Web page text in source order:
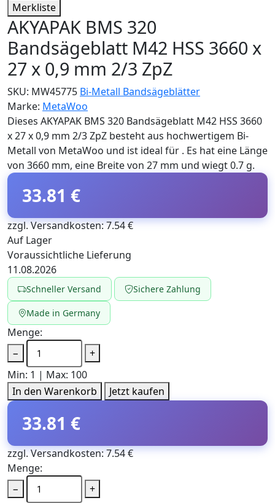
Merkliste
AKYAPAK BMS 320
Bandsägeblatt M42 HSS 3660 x
27 x 0,9 mm 2/3 ZpZ
SKU: MW45775 Bi-Metall Bandsägeblätter
Marke: MetaWoo
Dieses AKYAPAK BMS 320 Bandsägeblatt M42 HSS 3660
x 27 x 0,9 mm 2/3 ZpZ besteht aus hochwertigem Bi-
Metall von MetaWoo und ist ideal für . Es hat eine Länge
von 3660 mm, eine Breite von 27 mm und wiegt 0.7 g.
33.81 €
zzgl. Versandkosten: 7.54 €
Auf Lager
Voraussichtliche Lieferung
11.08.2026
Schneller Versand Sichere Zahlung
Made in Germany
Menge:
−
+
Min: 1 | Max: 100
In den Warenkorb
Jetzt kaufen
33.81 €
zzgl. Versandkosten: 7.54 €
Menge:
−
+